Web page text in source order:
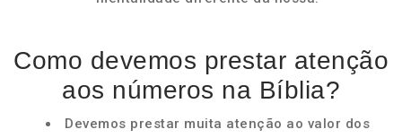
Como devemos prestar atenção
aos números na Bíblia?
Devemos prestar muita atenção ao valor dos